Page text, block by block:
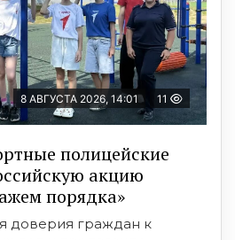
8 АВГУСТА 2026, 14:01 11
полицейские
акцию
порядка»
доверия граждан к